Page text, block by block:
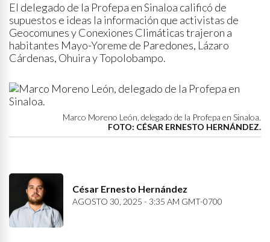
El delegado de la Profepa en Sinaloa calificó de
supuestos e ideas la información que activistas de
Geocomunes y Conexiones Climáticas trajeron a
habitantes Mayo-Yoreme de Paredones, Lázaro
Cárdenas, Ohuira y Topolobampo.
Marco Moreno León, delegado de la Profepa en Sinaloa.
FOTO: CÉSAR ERNESTO HERNÁNDEZ.
César Ernesto Hernández
AGOSTO 30, 2025 - 3:35 AM GMT-0700